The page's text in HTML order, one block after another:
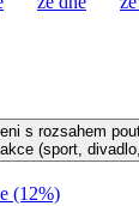
s rozsahem
(sport,
(12%)